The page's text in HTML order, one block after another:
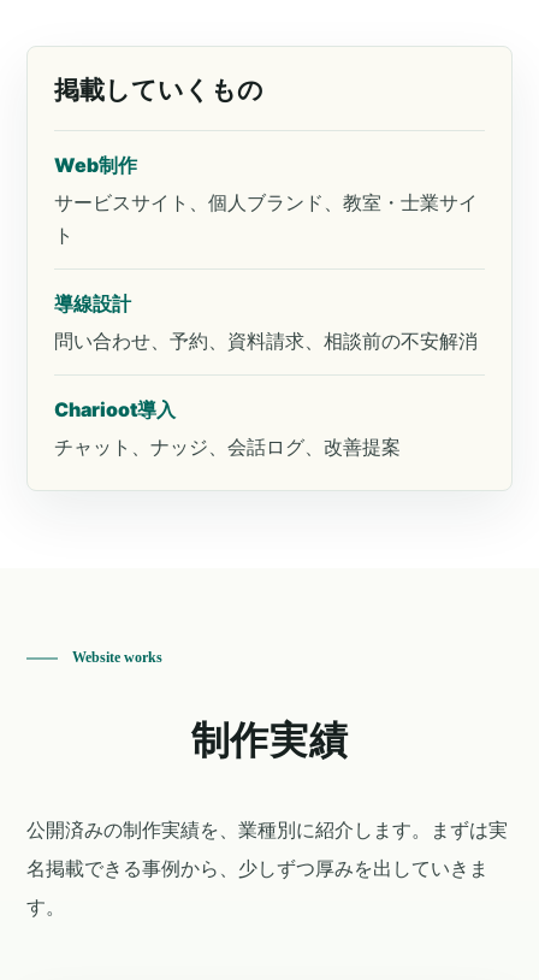
掲載していくもの
Web制作
サービスサイト、個人ブランド、教室・士業サイ
ト
導線設計
問い合わせ、予約、資料請求、相談前の不安解消
Charioot導入
チャット、ナッジ、会話ログ、改善提案
Website works
制作実績
公開済みの制作実績を、業種別に紹介します。まずは実
名掲載できる事例から、少しずつ厚みを出していきま
す。